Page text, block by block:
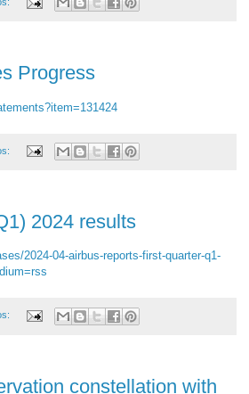
Progress
2024 results
2024-04-airbus-reports-first-quarter-q1-
constellation with